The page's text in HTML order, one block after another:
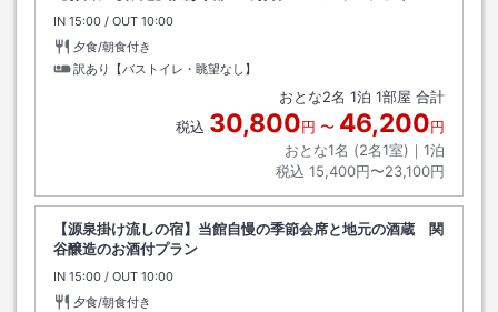
IN チェックイン
15:00 / OUT チェックアウト
10:00
夕食/朝食付き
訳あり【バストイレ・眺望なし】
おとな2名 1泊 1部屋 合計
税込 30,800円 〜 46,200円
おとな1名 (2名1室)｜ 1泊
税込 15,400円〜23,100円
【源泉掛け流しの宿】当館自慢の季節会席と地元の酒蔵 関
谷醸造のお酒付プラン
IN チェックイン
15:00 / OUT チェックアウト
10:00
夕食/朝食付き